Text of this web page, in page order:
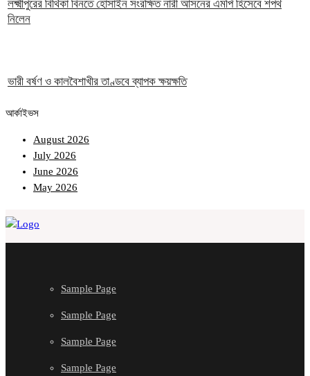
লক্ষ্মীপুরের বিথিকা বিনতে হোসাইন সংরক্ষিত নারী আসনের এমপি হিসেবে শপথ
নিলেন
ভারী বর্ষণ ও কালবৈশাখীর তাণ্ডবে ব্যাপক ক্ষয়ক্ষতি
আর্কাইভস
August 2026
July 2026
June 2026
May 2026
Sample Page
Sample Page
Sample Page
Sample Page